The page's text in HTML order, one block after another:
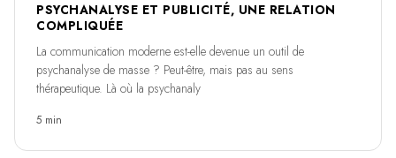
PSYCHANALYSE ET PUBLICITÉ, UNE RELATION
COMPLIQUÉE
La communication moderne est-elle devenue un outil de
psychanalyse de masse ? Peut-être, mais pas au sens
thérapeutique. Là où la psychanaly
5 min